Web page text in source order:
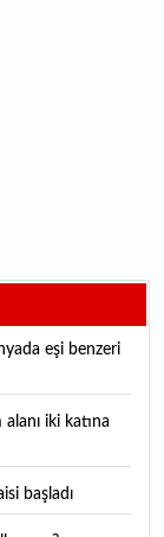
başladı